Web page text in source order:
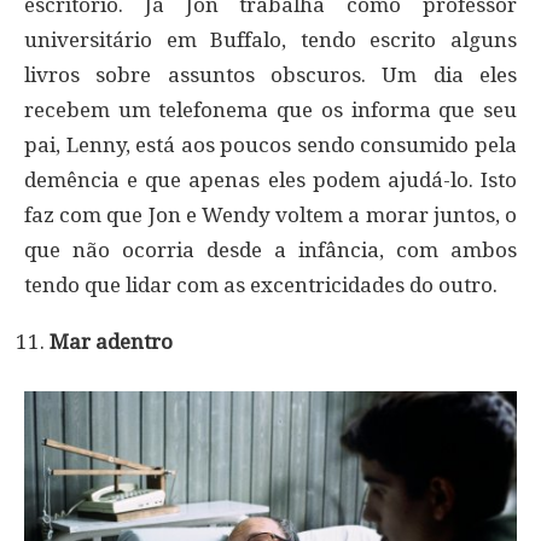
escritório. Já Jon trabalha como professor
universitário em Buffalo, tendo escrito alguns
livros sobre assuntos obscuros. Um dia eles
recebem um telefonema que os informa que seu
pai, Lenny, está aos poucos sendo consumido pela
demência e que apenas eles podem ajudá-lo. Isto
faz com que Jon e Wendy voltem a morar juntos, o
que não ocorria desde a infância, com ambos
tendo que lidar com as excentricidades do outro.
Mar adentro